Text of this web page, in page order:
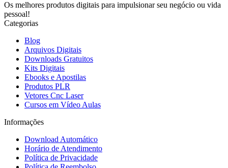
Os melhores produtos digitais para impulsionar seu negócio ou vida
pessoal!
Categorias
Blog
Arquivos Digitais
Downloads Gratuitos
Kits Digitais
Ebooks e Apostilas
Produtos PLR
Vetores Cnc Laser
Cursos em Vídeo Aulas
Informações
Download Automático
Horário de Atendimento
Política de Privacidade